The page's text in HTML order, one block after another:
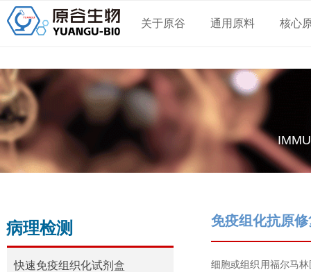
关于原谷 通用原料 核心
病理检测
快速免疫组织化试剂盒
免疫组化抗原
细胞或组织用福尔马